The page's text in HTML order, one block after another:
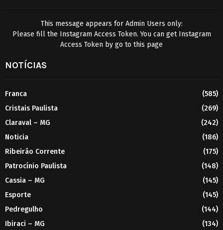
This message appears for Admin Users only:
Please fill the Instagram Access Token. You can get Instagram
Access Token by go to this page
NOTÍCIAS
Franca
(585)
Cristais Paulista
(269)
Claraval – MG
(242)
Noticia
(186)
Ribeirão Corrente
(175)
Patrocínio Paulista
(148)
Cassia – MG
(145)
Esporte
(145)
Pedregulho
(144)
Ibiraci – MG
(134)